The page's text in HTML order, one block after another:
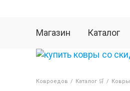
Магазин Каталог
Ковроедов / Каталог 🛒 / Ковры